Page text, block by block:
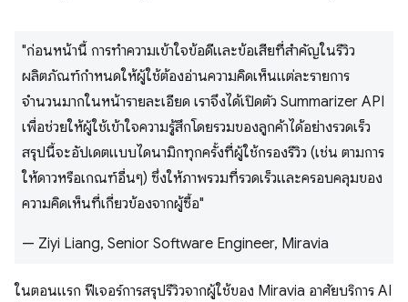
"ก่อนหน้านี้ การทำความเข้าใจข้อดีและข้อเสียที่สำคัญในรีวิว
ผลิตภัณฑ์กำหนดให้ผู้ใช้ต้องอ่านความคิดเห็นแต่ละรายการ
จำนวนมากในหน้ารายละเอียด เราจึงได้เปิดตัว Summarizer API
เพื่อช่วยให้ผู้ใช้เข้าใจความรู้สึกโดยรวมของลูกค้าได้อย่างรวดเร็ว
สรุปนี้จะอัปเดตแบบไดนามิกทุกครั้งที่ผู้ใช้กรองรีวิว (เช่น ตามการ
ให้ดาวหรือเกณฑ์อื่นๆ) ซึ่งให้ภาพรวมที่รวดเร็วและครอบคลุมของ
ความคิดเห็นที่เกี่ยวข้องจากผู้ซื้อ"
— Ziyi Liang, Senior Software Engineer, Miravia
ในตอนแรก ฟีเจอร์การสรุปรีวิวจากผู้ใช้ของ Miravia อาศัยบริการ AI